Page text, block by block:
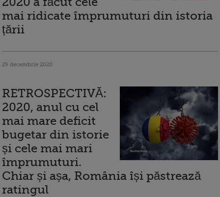
mai ridicate împrumuturi din istoria
țării
29 decembrie 2020
RETROSPECTIVĂ:
2020, anul cu cel
mai mare deficit
bugetar din istorie
și cele mai mari
împrumuturi.
Chiar și așa, România își păstrează
ratingul